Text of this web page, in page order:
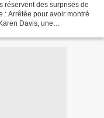
réservent des surprises de
: Arrêtée pour avoir montré
Davis, une